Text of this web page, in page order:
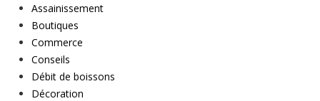
Assainissement
Boutiques
Commerce
Conseils
Débit de boissons
Décoration